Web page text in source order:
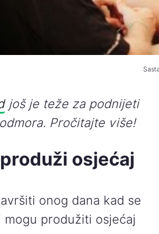
još je teže za podnijeti
Pročitajte više!
osjećaj
onog dana kad se
mogu produžiti osjećaj